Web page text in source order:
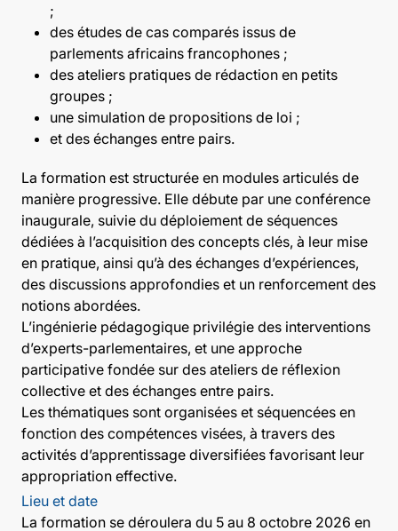
;
des études de cas comparés issus de
parlements africains francophones ;
des ateliers pratiques de rédaction en petits
groupes ;
une simulation de propositions de loi ;
et des échanges entre pairs.
La formation est structurée en modules articulés de
manière progressive. Elle débute par une conférence
inaugurale, suivie du déploiement de séquences
dédiées à l’acquisition des concepts clés, à leur mise
en pratique, ainsi qu’à des échanges d’expériences,
des discussions approfondies et un renforcement des
notions abordées.
L’ingénierie pédagogique privilégie des interventions
d’experts-parlementaires, et une approche
participative fondée sur des ateliers de réflexion
collective et des échanges entre pairs.
Les thématiques sont organisées et séquencées en
fonction des compétences visées, à travers des
activités d’apprentissage diversifiées favorisant leur
appropriation effective.
Lieu et date
La formation se déroulera du 5 au 8 octobre 2026 en